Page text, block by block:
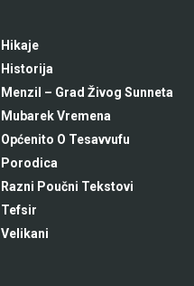
Hikaje
Historija
Menzil – Grad Živog Sunneta
Mubarek Vremena
Općenito O Tesavvufu
Porodica
Razni Poučni Tekstovi
Tefsir
Velikani